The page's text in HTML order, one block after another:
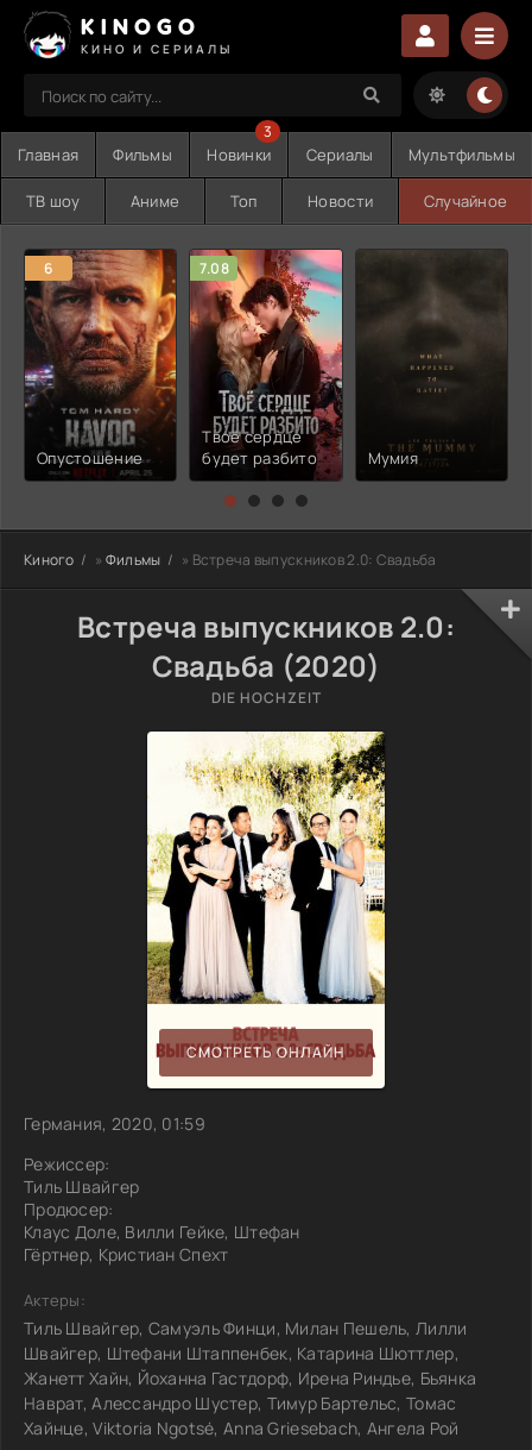
KINOGO
КИНО И СЕРИАЛЫ
Главная Фильмы Новинки
3
Сериалы Мультфильмы
ТВ шоу Аниме Топ Новости Случайное
6
Опустошение
7.08
Твоё сердце
будет разбито
Мумия
Киного » Фильмы » Встреча выпускников 2.0: Свадьба
Встреча выпускников 2.0:
Свадьба (2020)
DIE HOCHZEIT
СМОТРЕТЬ ОНЛАЙН
Германия, 2020, 01:59
Режиссер:
Тиль Швайгер
Продюсер:
Клаус Доле, Вилли Гейке, Штефан
Гёртнер, Кристиан Спехт
Актеры:
Тиль Швайгер, Самуэль Финци, Милан Пешель, Лилли
Швайгер, Штефани Штаппенбек, Катарина Шюттлер,
Жанетт Хайн, Йоханна Гастдорф, Ирена Риндье, Бьянка
Наврат, Алессандро Шустер, Тимур Бартельс, Томас
Хайнце, Viktoria Ngotsé, Anna Griesebach, Ангела Рой